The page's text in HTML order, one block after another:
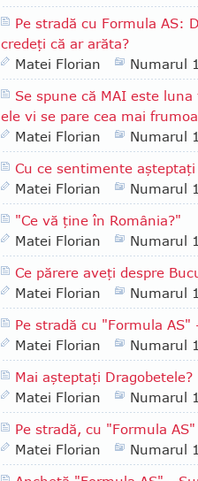
Pe stradă cu Formula AS:
credeţi că ar arăta?
Matei Florian
Numarul
Se spune că MAI este
ele vi se pare cea mai
Matei Florian
Numarul
Cu ce sentimente aşteptaţi
Matei Florian
Numarul
"Ce vă ţine în România?"
Matei Florian
Numarul
Ce părere aveţi despre
Matei Florian
Numarul
Pe stradă cu "Formula
Matei Florian
Numarul
Mai aşteptaţi Dragobetele?
Matei Florian
Numarul
Pe stradă, cu "Formula
Matei Florian
Numarul